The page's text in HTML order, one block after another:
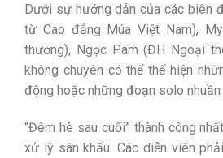
Dưới sự hướng dẫn của các biên
từ Cao đẳng Múa Việt Nam),
thương), Ngọc Pam (ĐH Ngoại
không chuyên có thể thể hiện
động hoặc những đoạn solo nhuần
“Đêm hè sau cuối” thành công
xử lý sân khấu. Các diễn viên